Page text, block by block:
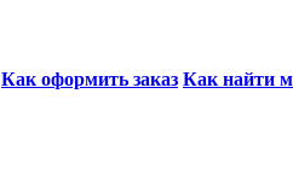
Как оформить заказ Как найти